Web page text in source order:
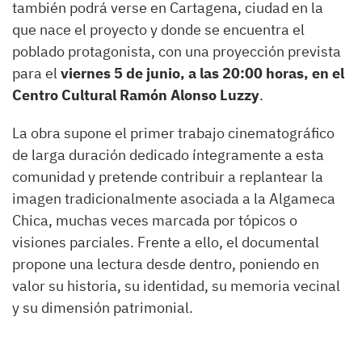
también podrá verse en Cartagena, ciudad en la
que nace el proyecto y donde se encuentra el
poblado protagonista, con una proyección prevista
para elviernes 5 de junio, a las 20:00 horas, en el
Centro Cultural Ramón Alonso Luzzy.
La obra supone el primer trabajo cinematográfico
de larga duración dedicado íntegramente a esta
comunidad y pretende contribuir a replantear la
imagen tradicionalmente asociada a la Algameca
Chica, muchas veces marcada por tópicos o
visiones parciales. Frente a ello, el documental
propone una lectura desde dentro, poniendo en
valor su historia, su identidad, su memoria vecinal
y su dimensión patrimonial.